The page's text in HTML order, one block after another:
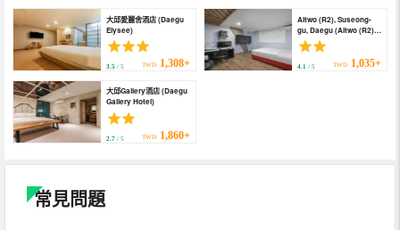
大邱愛麗舍酒店 (Daegu
Elysee)
3.5 / 5 TWD 1,308+
Altwo (R2), Suseong-
gu, Daegu (Altwo (R2),
Suseong-gu, Daegu)
4.1/ 5 TWD 1,035+
大邱Gallery酒店 (Daegu
Gallery Hotel)
2.7 / 5 TWD 1,860+
常見問題